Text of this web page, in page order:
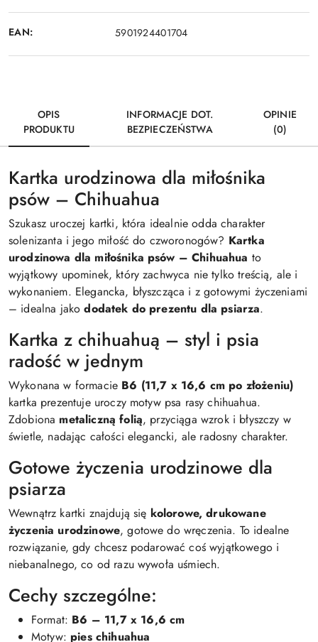
EAN: 5901924401704
OPIS
PRODUKTU
INFORMACJE DOT.
BEZPIECZEŃSTWA
OPINIE
(0)
Kartka urodzinowa dla miłośnika
psów – Chihuahua
Szukasz uroczej kartki, która idealnie odda charakter
solenizanta i jego miłość do czworonogów? Kartka
urodzinowa dla miłośnika psów – Chihuahua to
wyjątkowy upominek, który zachwyca nie tylko treścią, ale i
wykonaniem. Elegancka, błyszcząca i z gotowymi życzeniami
– idealna jakododatek do prezentu dla psiarza.
Kartka z chihuahuą – styl i psia
radość w jednym
Wykonana w formacie B6 (11,7 x 16,6 cm po złożeniu)
kartka prezentuje uroczy motyw psa rasy chihuahua.
Zdobiona metaliczną folią, przyciąga wzrok i błyszczy w
świetle, nadając całości elegancki, ale radosny charakter.
Gotowe życzenia urodzinowe dla
psiarza
Wewnątrz kartki znajdują się kolorowe, drukowane
życzenia urodzinowe, gotowe do wręczenia. To idealne
rozwiązanie, gdy chcesz podarować coś wyjątkowego i
niebanalnego, co od razu wywoła uśmiech.
Cechy szczególne:
Format: B6 – 11,7 x 16,6 cm
Motyw: pies chihuahua